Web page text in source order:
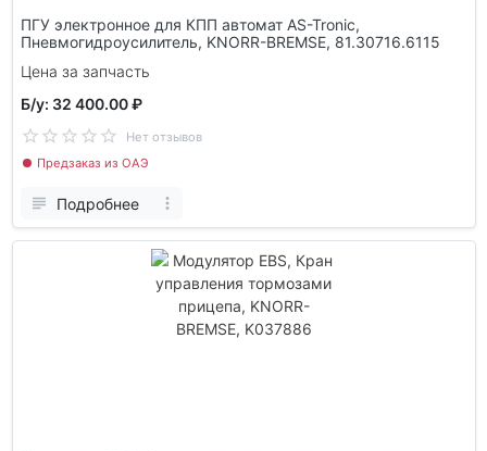
ПГУ электронное для КПП автомат AS-Tronic,
Пневмогидроусилитель, KNORR-BREMSE, 81.30716.6115
Цена за запчасть
Б/у: 32 400.00 ₽
Нет отзывов
Предзаказ из ОАЭ
Подробнее